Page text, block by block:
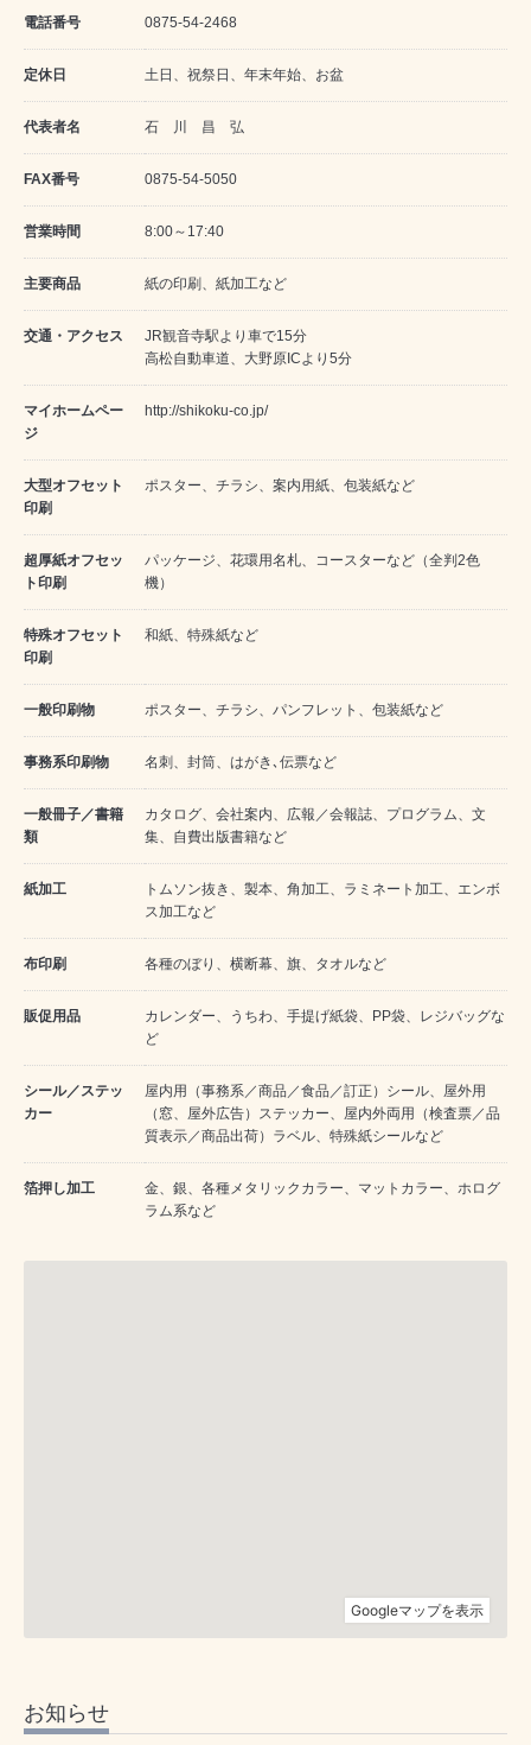
電話番号 0875-54-2468
定休日 土日、祝祭日、年末年始、お盆
代表者名 石 川 昌 弘
FAX番号 0875-54-5050
営業時間 8:00～17:40
主要商品 紙の印刷、紙加工など
交通・アクセス
JR観音寺駅より車で15分
高松自動車道、大野原ICより5分
マイホームペー
ジ
http://shikoku-co.jp/
大型オフセット
印刷
ポスター、チラシ、案内用紙、包装紙など
超厚紙オフセッ
ト印刷
パッケージ、花環用名札、コースターなど（全判2色
機）
特殊オフセット
印刷
和紙、特殊紙など
一般印刷物 ポスター、チラシ、パンフレット、包装紙など
事務系印刷物 名刺、封筒、はがき､伝票など
一般冊子／書籍
類
カタログ、会社案内、広報／会報誌、プログラム、文
集、自費出版書籍など
紙加工
トムソン抜き、製本、角加工、ラミネート加工、エンボ
ス加工など
布印刷 各種のぼり、横断幕、旗、タオルなど
販促用品
カレンダー、うちわ、手提げ紙袋、PP袋、レジバッグな
ど
シール／ステッ
カー
屋内用（事務系／商品／食品／訂正）シール、屋外用
（窓、屋外広告）ステッカー、屋内外両用（検査票／品
質表示／商品出荷）ラベル、特殊紙シールなど
箔押し加工
金、銀、各種メタリックカラー、マットカラー、ホログ
ラム系など
お知らせ